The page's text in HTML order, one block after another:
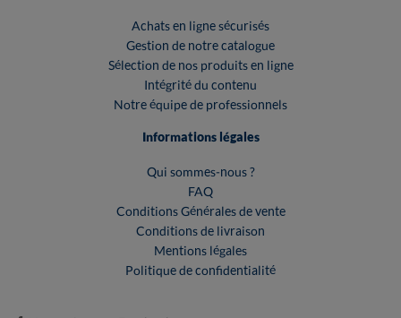
Achats en ligne sécurisés
Gestion de notre catalogue
Sélection de nos produits en ligne
Intégrité du contenu
Notre équipe de professionnels
Informations légales
Qui sommes-nous ?
FAQ
Conditions Générales de vente
Conditions de livraison
Mentions légales
Politique de confidentialité